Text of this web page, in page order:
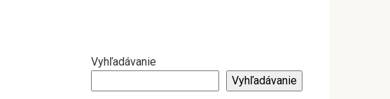
Vyhľadávanie
Vyhľadávanie